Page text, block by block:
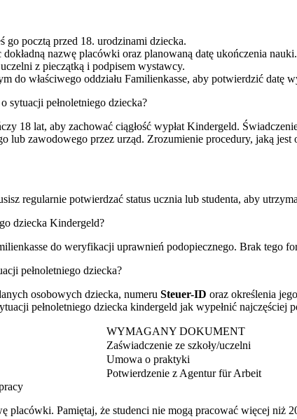
go pocztą przed 18. urodzinami dziecka.
nazwę placówki oraz planowaną datę ukończenia nauki.
z pieczątką i podpisem wystawcy.
do właściwego oddziału Familienkasse, aby potwierdzić datę
sytuacji pełnoletniego dziecka?
18 lat, aby zachować ciągłość wypłat Kindergeld.
lub zawodowego przez urząd. Zrozumienie procedury, jaką
regularnie potwierdzać status ucznia lub studenta, aby
dziecka Kindergeld?
do weryfikacji uprawnień podopiecznego. Brak tego
pełnoletniego dziecka?
osobowych dziecka, numeru Steuer-ID oraz określenia
pełnoletniego dziecka kindergeld jak wypełnić
WYMAGANY DOKUMENT
Zaświadczenie ze szkoły/uczelni
Umowa o praktyki
Potwierdzenie z Agentur für Arbeit
placówki. Pamiętaj, że studenci nie mogą pracować więcej